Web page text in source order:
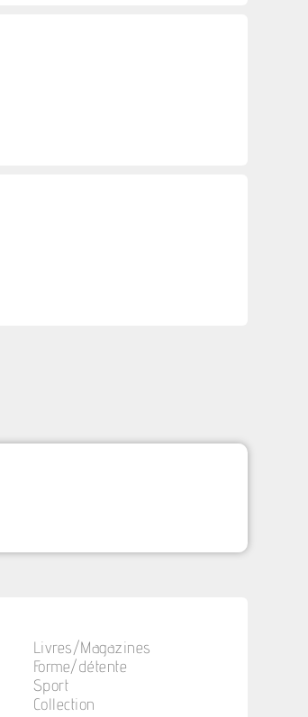
Livres/Magazines
Forme/détente
Sport
Collection